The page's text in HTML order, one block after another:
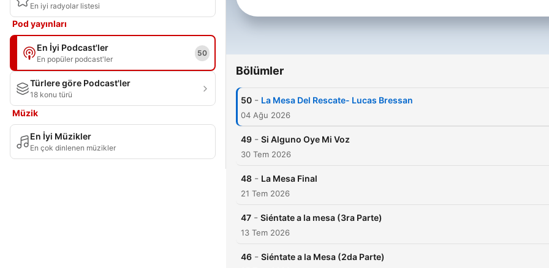
En iyi radyolar listesi
Pod yayınları
En İyi Podcast'ler
En popüler podcast'ler
50
Türlere göre Podcast'ler
18 konu türü
Müzik
En İyi Müzikler
En çok dinlenen müzikler
Bölümler
50 - La Mesa Del Rescate- Lucas Bressan
04 Ağu 2026
49 - Si Alguno Oye Mi Voz
30 Tem 2026
48 - La Mesa Final
21 Tem 2026
47 - Siéntate a la mesa (3ra Parte)
13 Tem 2026
46 - Siéntate a la Mesa (2da Parte)